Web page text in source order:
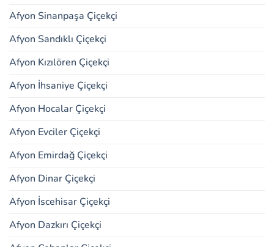
Afyon Sinanpaşa Çiçekçi
Afyon Sandıklı Çiçekçi
Afyon Kızılören Çiçekçi
Afyon İhsaniye Çiçekçi
Afyon Hocalar Çiçekçi
Afyon Evciler Çiçekçi
Afyon Emirdağ Çiçekçi
Afyon Dinar Çiçekçi
Afyon İscehisar Çiçekçi
Afyon Dazkırı Çiçekçi